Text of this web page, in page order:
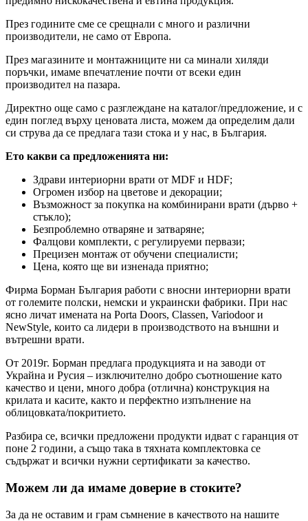
През годините сме се срещнали с много и различни
производители, не само от Европа.
През магазините и монтажниците ни са минали хиляди
поръчки, имаме впечатление почти от всеки един
производител на пазара.
Директно още само с разглеждане на каталог/предложение, и с
един поглед върху ценовата листа, можем да определим дали
си струва да се предлага тази стока и у нас, в България.
Ето какви са предложенията ни:
Здрави интериорни врати от MDF и HDF;
Огромен избор на цветове и декорации;
Възможност за покупка на комбинирани врати (дърво +
стъкло);
Безпроблемно отваряне и затваряне;
Фалцови комплекти, с регулируеми первази;
Прецизен монтаж от обучени специалисти;
Цена, която ще ви изненада приятно;
Фирма Борман България работи с вносни интериорни врати
от големите полски, немски и украински фабрики. При нас
ясно личат имената на Porta Doors, Classen, Variodoor и
NewStyle, които са лидери в производството на външни и
вътрешни врати.
От 2019г. Борман предлага продукцията и на заводи от
Украйна и Русия – изключително добро съотношение като
качество и цени, много добра (отлична) конструкция на
крилата и касите, както и перфектно изпълнение на
облицовката/покритието.
Разбира се, всички предложени продукти идват с гаранция от
поне 2 години, а също така в тяхната комплектовка се
съдържат и всички нужни сертификати за качество.
Можем ли да имаме доверие в стоките?
За да не оставим и грам съмнение в качеството на нашите